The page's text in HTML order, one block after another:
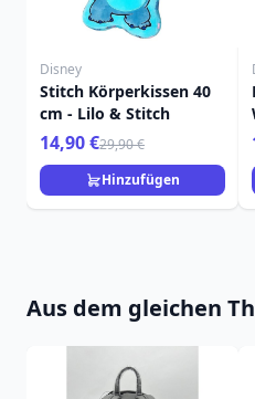
Disney
Stitch Körperkissen 40
cm - Lilo & Stitch
14,90 €29,90 €
Hinzufügen
Aus dem gleichen